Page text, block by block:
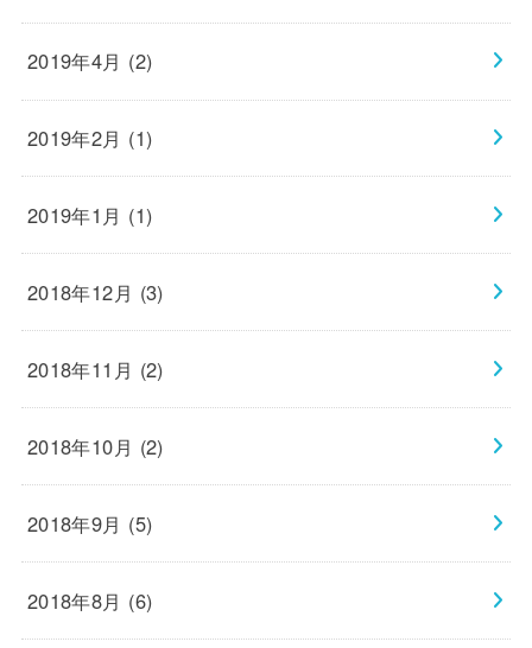
2019年4月 (2)
2019年2月 (1)
2019年1月 (1)
2018年12月 (3)
2018年11月 (2)
2018年10月 (2)
2018年9月 (5)
2018年8月 (6)